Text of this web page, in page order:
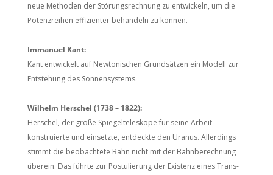
neue Methoden der Störungsrechnung zu entwickeln, um die
Potenzreihen effizienter behandeln zu können.
Immanuel Kant:
Kant entwickelt auf Newtonischen Grundsätzen ein Modell zur
Entstehung des Sonnensystems.
Wilhelm Herschel (1738 – 1822):
Herschel, der große Spiegelteleskope für seine Arbeit
konstruierte und einsetzte, entdeckte den Uranus. Allerdings
stimmt die beobachtete Bahn nicht mit der Bahnberechnung
überein. Das führte zur Postulierung der Existenz eines Trans-